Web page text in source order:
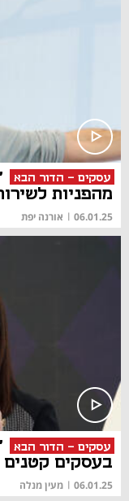
עסקים - הדור הבא
מהפניות
06.01.25
| אורנה יפת
עסקים - הדור הבא
בעסקים קטנים
06.01.25
| מעין מנלה